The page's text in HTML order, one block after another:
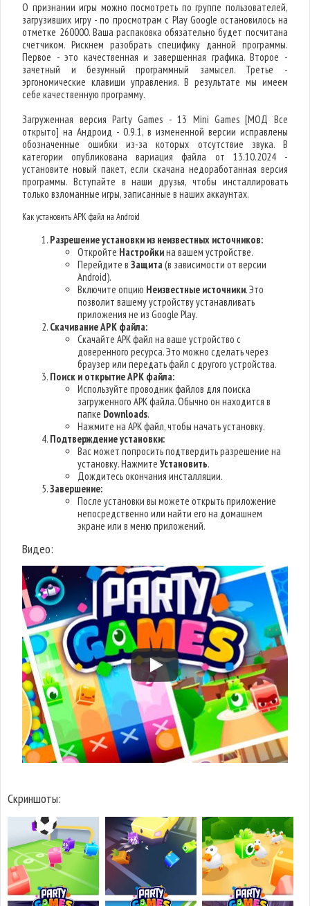
О признании игры можно посмотреть по группе пользователей,
загрузивших игру - по просмотрам с Play Google остановилось на
отметке 260000. Ваша распаковка обязательно будет посчитана
счетчиком. Рискнем разобрать специфику данной программы.
Первое - это качественная и завершенная графика. Второе -
зачетный и безумный программный замысел. Третье -
эргономические клавиши управления. В результате мы имеем
себе качественную программу.
Загруженная версия Party Games - 13 Mini Games [МОД Все
открыто] на Андроид - 0.9.1, в измененной версии исправлены
обозначенные ошибки из-за которых отсутствие звука. В
категории опубликована вариация файла от 13.10.2024 -
установите новый пакет, если скачана недоработанная версия
программы. Вступайте в наши друзья, чтобы инсталлировать
только взломанные игры, записанные в наших аккаунтах.
Как установить APK файл на Android
Разрешение установки из неизвестных источников:
Откройте Настройкина вашем устройстве.
Перейдите вЗащита(в зависимости от версии
Android).
Включите опцию Неизвестные источники. Это
позволит вашему устройству устанавливать
приложения не из Google Play.
Скачивание APK файла:
Скачайте APK файл на ваше устройство с
доверенного ресурса. Это можно сделать через
браузер или передать файл с другого устройства.
Поиск и открытие APK файла:
Используйте проводник файлов для поиска
загруженного APK файла. Обычно он находится в
папке Downloads.
Нажмите на APK файл, чтобы начать установку.
Подтверждение установки:
Вас может попросить подтвердить разрешение на
установку. НажмитеУстановить.
Дождитесь окончания инсталляции.
Завершение:
После установки вы можете открыть приложение
непосредственно или найти его на домашнем
экране или в меню приложений.
Видео:
Скриншоты: